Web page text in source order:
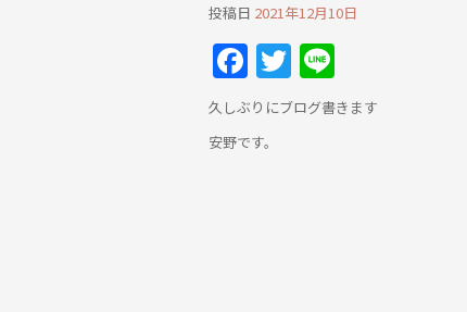
投稿日 2021年12月10日
Facebook
Twitter
久しぶりにブログ書きます
安野です。